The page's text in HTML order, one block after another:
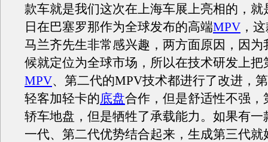
款车就是我们这次在上海车展上亮相的，就
日在巴塞罗那作为全球发布的高端MPV ，
马兰齐先生非常感兴趣，两方面原因，因为
候就定位为全球市场，所以在技术研发上把
MPV、第二代的MPV技术都进行了改进，
轻客加轻卡的底盘合作，但是舒适性不强，
轿车地盘，但是牺牲了承载能力。如果有一
一代、第二代优势结合起来，生成第三代就